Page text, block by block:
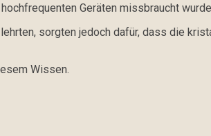
Geräten missbraucht
sorgten jedoch dafür, dass die
Wissen.